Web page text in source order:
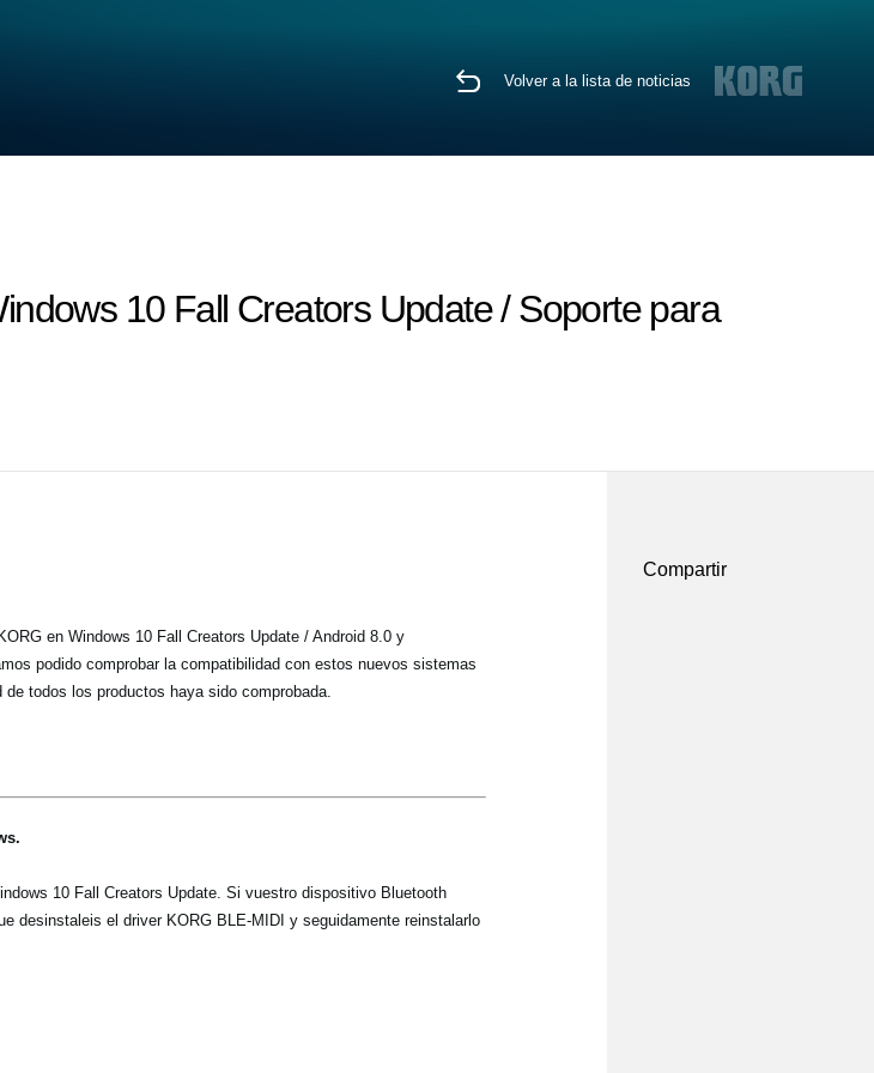
Volver a la lista de noticias
10 Fall Creators Update / Soporte para
en Windows 10 Fall Creators Update / Android 8.0 y
podido comprobar la compatibilidad con estos nuevos sistemas
todos los productos haya sido comprobada.
10 Fall Creators Update. Si vuestro dispositivo Bluetooth
desinstaleis el driver KORG BLE-MIDI y seguidamente reinstalarlo
Compartir